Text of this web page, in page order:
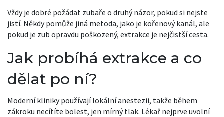
Vždy je dobré požádat zubaře o druhý názor, pokud si nejste
jistí. Někdy pomůže jiná metoda, jako je kořenový kanál, ale
pokud je zub opravdu poškozený, extrakce je nejčistší cesta.
Jak probíhá extrakce a co
dělat po ní?
Moderní kliniky používají lokální anestezii, takže během
zákroku necítíte bolest, jen mírný tlak. Lékař nejprve uvolní